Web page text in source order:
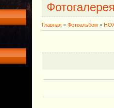
Главная » Фотоальбом »